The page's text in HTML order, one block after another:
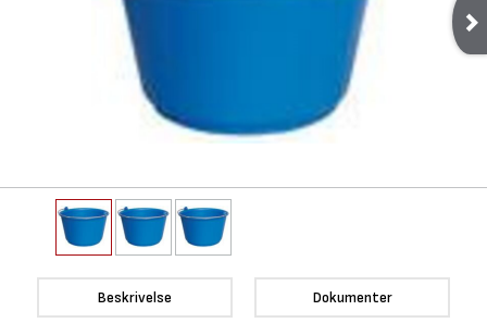
Beskrivelse Dokumenter